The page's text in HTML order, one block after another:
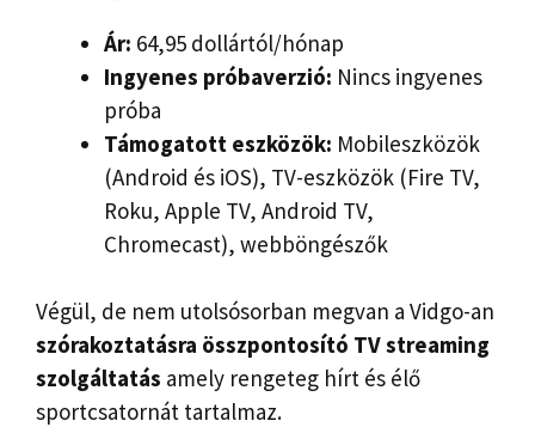
Ár: 64,95 dollártól/hónap
Ingyenes próbaverzió: Nincs ingyenes
próba
Támogatott eszközök: Mobileszközök
(Android és iOS), TV-eszközök (Fire TV,
Roku, Apple TV, Android TV,
Chromecast), webböngészők
Végül, de nem utolsósorban megvan a Vidgo-an
szórakoztatásra összpontosító TV streaming
szolgáltatás amely rengeteg hírt és élő
sportcsatornát tartalmaz.